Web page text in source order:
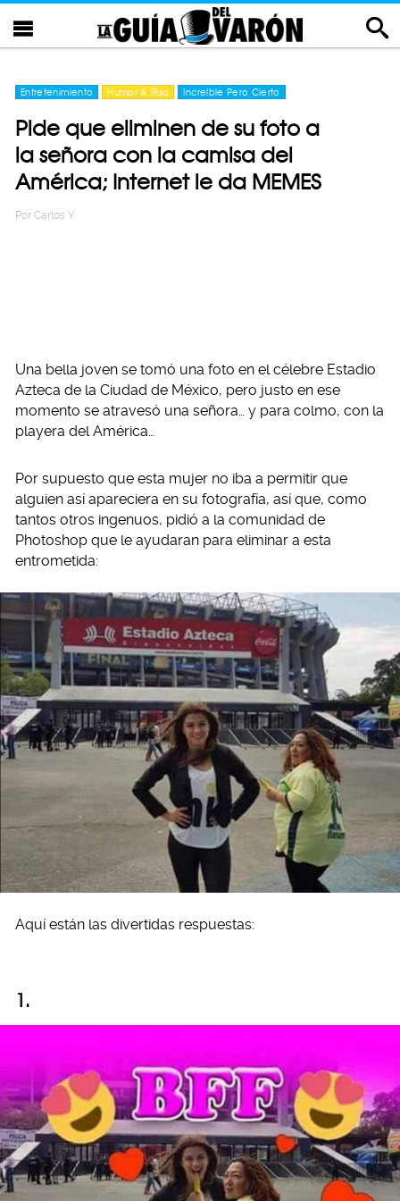
Entretenimiento Humor & Risa Increíble Pero Cierto
Pide que eliminen de su foto a
la señora con la camisa del
América; Internet le da MEMES
Por Carlos Y
Una bella joven se tomó una foto en el célebre Estadio
Azteca de la Ciudad de México, pero justo en ese
momento se atravesó una señora… y para colmo, con la
playera del América…
Por supuesto que esta mujer no iba a permitir que
alguien así apareciera en su fotografía, así que, como
tantos otros ingenuos, pidió a la comunidad de
Photoshop que le ayudaran para eliminar a esta
entrometida:
Aquí están las divertidas respuestas:
1.